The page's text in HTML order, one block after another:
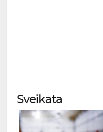
Sveikata